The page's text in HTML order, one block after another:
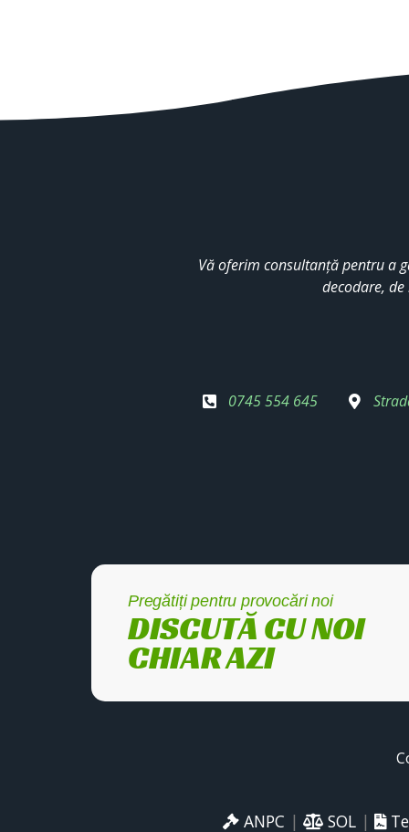
Vă oferim consultanță pentru a
decodare,
0745 554 645
Pregătiți pentru provocări noi
DISCUTĂ CU NOI
CHIAR AZI
ANPC | SOL |